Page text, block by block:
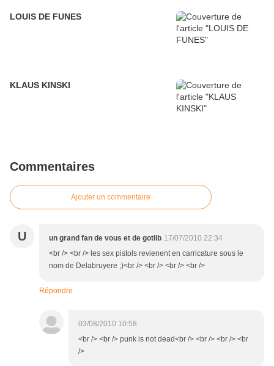
LOUIS DE FUNES
KLAUS KINSKI
Commentaires
Ajouter un commentaire
U un grand fan de vous et de gotlib 17/07/2010 22:34
<br /> <br /> les sex pistols revienent en carricature sous le
nom de Delabruyere ;)<br /> <br /> <br /> <br />
Répondre
03/08/2010 10:58
<br /> <br /> punk is not dead<br /> <br /> <br /> <br
/>